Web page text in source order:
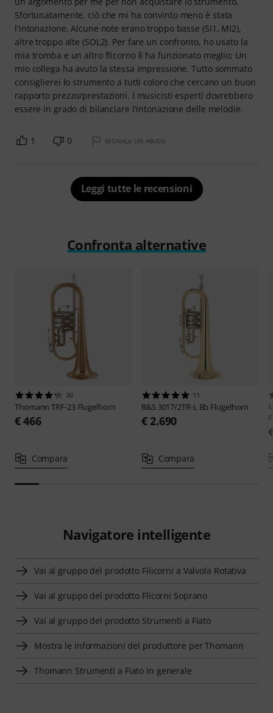
Sfortunatamente, ciò che mi ha convinto meno è stata
l'intonazione. Alcune note erano troppo basse (SI1, MI2),
altre troppo alte (SOL2). Per fare un confronto, ho usato la
mia tromba e un altro flicorno lì ha funzionato meglio; Un
mio collega ha avuto la stessa impressione. Tutto sommato
consiglierei lo strumento a tutti coloro che cercano un buon
rapporto prezzo/prestazioni. I musicisti esperti dovrebbero
essere in grado di bilanciare l'intonazione delle melodie.
1 0 SEGNALA UN ABUSO
Leggi tutte le recensioni
Confronta alternative
30
ThomannTRF-23 Flugelhorn
€ 466
Compara
11
B&S 3017/2TR-L Bb Flugelhorn
€ 2.690
Compara
Navigatore intelligente
Vai al gruppo del prodotto Filicorni a Valvola Rotativa
Vai al gruppo del prodotto Flicorni Soprano
Vai al gruppo del prodotto Strumenti a Fiato
Mostra le informazioni del produttore per Thomann
Thomann Strumenti a Fiato in generale